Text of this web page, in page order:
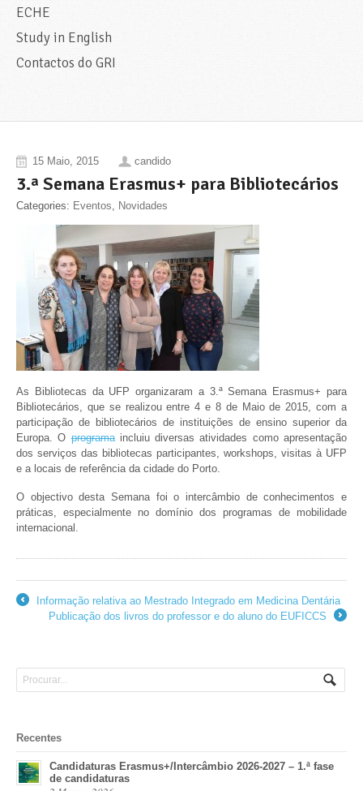
ECHE
Study in English
Contactos do GRI
15 Maio, 2015 candido
3.ª Semana Erasmus+ para Bibliotecários
Categories: Eventos, Novidades
As Bibliotecas da UFP organizaram a 3.ª Semana Erasmus+ para
Bibliotecários, que se realizou entre 4 e 8 de Maio de 2015, com a
participação de bibliotecários de instituições de ensino superior da
Europa. Oprogramaincluiu diversas atividades como apresentação
dos serviços das bibliotecas participantes, workshops, visitas à UFP
e a locais de referência da cidade do Porto.
O objectivo desta Semana foi o intercâmbio de conhecimentos e
práticas, especialmente no domínio dos programas de mobilidade
internacional.
Informação relativa ao Mestrado Integrado em Medicina Dentária
Publicação dos livros do professor e do aluno do EUFICCS
Recentes
Candidaturas Erasmus+/Intercâmbio 2026-2027 – 1.ª fase
de candidaturas